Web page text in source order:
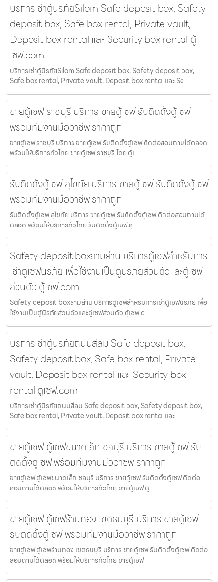
บริการเช่าตู้นิรภัยSilom Safe deposit box, Safety
deposit box, Safe box rental, Private vault,
Deposit box rental และ Security box rental ตู้
เซฟ.com
บริการเช่าตู้นิรภัยSilom Safe deposit box, Safety deposit box,
Safe box rental, Private vault, Deposit box rental และ Se
ขายตู้เซฟ ราชบุรี บริการ ขายตู้เซฟ รับติดตั้งตู้เซฟ
พร้อมทีมงานมืออาชีพ ราคาถูก
ขายตู้เซฟ ราชบุรี บริการ ขายตู้เซฟ รับติดตั้งตู้เซฟ ติดต่อสอบถามได้ตลอด
พร้อมให้บริการทั่วไทย ขายตู้เซฟ ราชบุรี โดย ตู้เ
รับติดตั้งตู้เซฟ สุโขทัย บริการ ขายตู้เซฟ รับติดตั้งตู้เซฟ
พร้อมทีมงานมืออาชีพ ราคาถูก
รับติดตั้งตู้เซฟ สุโขทัย บริการ ขายตู้เซฟ รับติดตั้งตู้เซฟ ติดต่อสอบถามได้
ตลอด พร้อมให้บริการทั่วไทย รับติดตั้งตู้เซฟ สุ
Safety deposit boxสามย่าน บริการตู้เซฟสำหรับการ
เช่าตู้เซฟนิรภัย เพื่อใช้งานเป็นตู้นิรภัยส่วนตัวและตู้เซฟ
ส่วนตัว ตู้เซฟ.com
Safety deposit boxสามย่าน บริการตู้เซฟสำหรับการเช่าตู้เซฟนิรภัย เพื่อ
ใช้งานเป็นตู้นิรภัยส่วนตัวและตู้เซฟส่วนตัว ตู้เซฟ.c
บริการเช่าตู้นิรภัยถนนสีลม Safe deposit box,
Safety deposit box, Safe box rental, Private
vault, Deposit box rental และ Security box
rental ตู้เซฟ.com
บริการเช่าตู้นิรภัยถนนสีลม Safe deposit box, Safety deposit box,
Safe box rental, Private vault, Deposit box rental และ
ขายตู้เซฟ ตู้เซฟขนาดเล็ก ชลบุรี บริการ ขายตู้เซฟ รับ
ติดตั้งตู้เซฟ พร้อมทีมงานมืออาชีพ ราคาถูก
ขายตู้เซฟ ตู้เซฟขนาดเล็ก ชลบุรี บริการ ขายตู้เซฟ รับติดตั้งตู้เซฟ ติดต่อ
สอบถามได้ตลอด พร้อมให้บริการทั่วไทย ขายตู้เซฟ ตู
ขายตู้เซฟ ตู้เซฟร้านทอง เขตธนบุรี บริการ ขายตู้เซฟ
รับติดตั้งตู้เซฟ พร้อมทีมงานมืออาชีพ ราคาถูก
ขายตู้เซฟ ตู้เซฟร้านทอง เขตธนบุรี บริการ ขายตู้เซฟ รับติดตั้งตู้เซฟ ติดต่อ
สอบถามได้ตลอด พร้อมให้บริการทั่วไทย ขายตู้เซฟ